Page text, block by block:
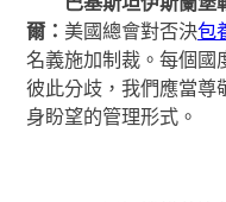
巴基斯坦伊斯蘭堡
爾： 美國總會對否決包
名義施加制裁。每個國
彼此分歧，我們應當尊
身盼望的管理形式。